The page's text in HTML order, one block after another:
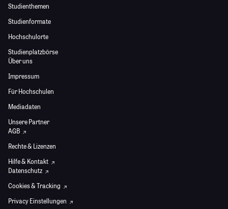
Studienthemen
Studienformate
Hochschulorte
Studienplatzbörse
Über uns
Impressum
Für Hochschulen
Mediadaten
Unsere Partner
AGB
Rechte & Lizenzen
Hilfe & Kontakt
Datenschutz
Cookies & Tracking
Privacy Einstellungen